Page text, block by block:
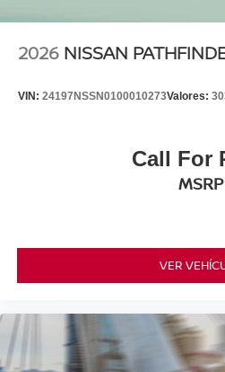
2026 NISSAN
VIN: 24197NSSN0100010273Valores:
Call For
MSRP
VER